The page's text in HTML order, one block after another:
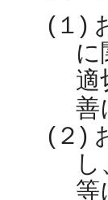
(１)
に
適
善
(２)
等